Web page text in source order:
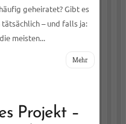
geheiratet? Gibt es
– und falls ja:
meisten...
Mehr
Projekt –